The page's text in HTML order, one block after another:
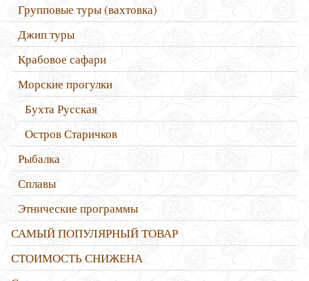
Групповые туры (вахтовка)
Джип туры
Крабовое сафари
Морские прогулки
Бухта Русская
Остров Старичков
Рыбалка
Сплавы
Этнические программы
САМЫЙ ПОПУЛЯРНЫЙ ТОВАР
СТОИМОСТЬ СНИЖЕНА